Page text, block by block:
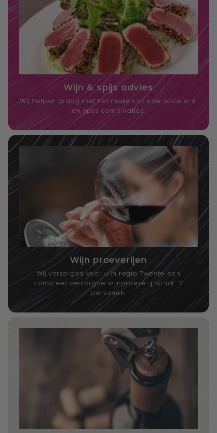
Wijn & spijs advies
Wij helpen graag met het maken van de juiste wijn
en spijs combinaties.
Wijn proeverijen
Wij verzorgen voor u in regio Twente een
compleet verzorgde wijnproeverij vanaf 12
personen.